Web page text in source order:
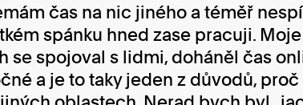
čas na nic jiného a téměř
spánku hned zase pracuji.
se spojoval s lidmi, doháněl čas
a je to taky jeden z důvodů,